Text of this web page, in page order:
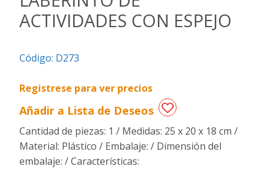
Regalos
especiales
ACTIVIDADES CON ESPEJO
Código: D273
Registrese para ver precios
Añadir a Lista de Deseos
Cantidad de piezas: 1 / Medidas: 25 x 20 x 18 cm /
Material: Plástico / Embalaje: / Dimensión del
embalaje: / Características: